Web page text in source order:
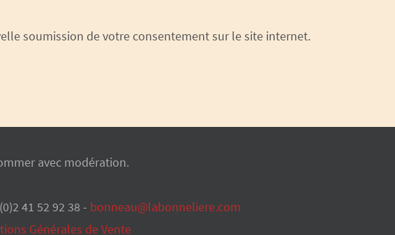
soumission de votre consentement sur le site internet.
avec modération.
41 52 92 38 - bonneau@labonneliere.com
Générales de Vente